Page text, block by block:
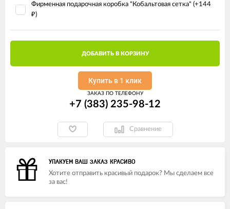
Фирменная подарочная коробка "Кобальтовая сетка" (+144
₽)
ДОБАВИТЬ В КОРЗИНУ
Купить в 1 клик
ЗАКАЗ ПО ТЕЛЕФОНУ
+7 (383) 235-98-12
Сравнение
УПАКУЕМ ВАШ ЗАКАЗ КРАСИВО
Хотите отправить красивый подарок? Мы сделаем все
за вас!